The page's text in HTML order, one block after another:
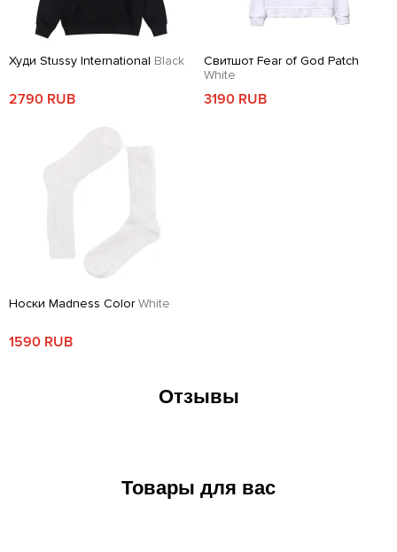
Худи Stussy International Black
2790 RUB
Свитшот Fear of God Patch
White
3190 RUB
Носки Madness ColorWhite
1590 RUB
Отзывы
Товары для вас